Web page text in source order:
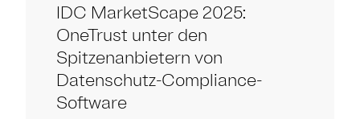
IDC MarketScape 2025:
OneTrust unter den
Spitzenanbietern von
Datenschutz-Compliance-
Software